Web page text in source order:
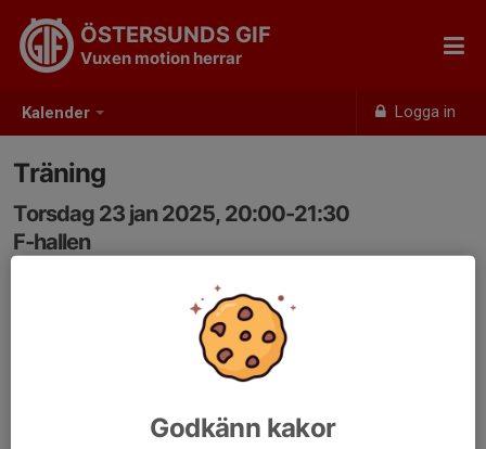
Kalender Logga in
ÖSTERSUNDS GIF
Vuxen motion herrar
Träning
Torsdag 23 jan 2025, 20:00-21:30
F-hallen
Godkänn kakor